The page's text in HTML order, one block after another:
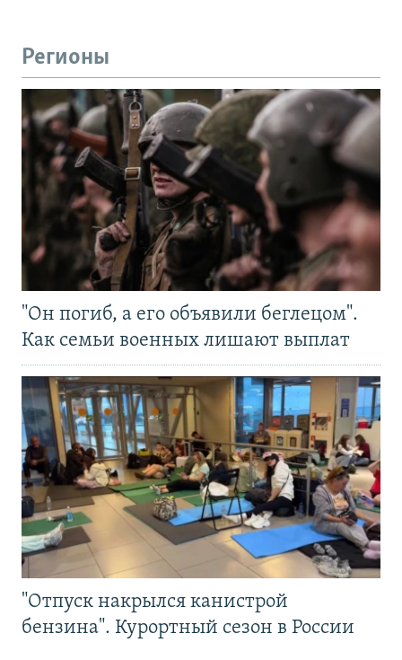
Регионы
"Он погиб, а его объявили беглецом".
Как семьи военных лишают выплат
"Отпуск накрылся канистрой
бензина". Курортный сезон в России